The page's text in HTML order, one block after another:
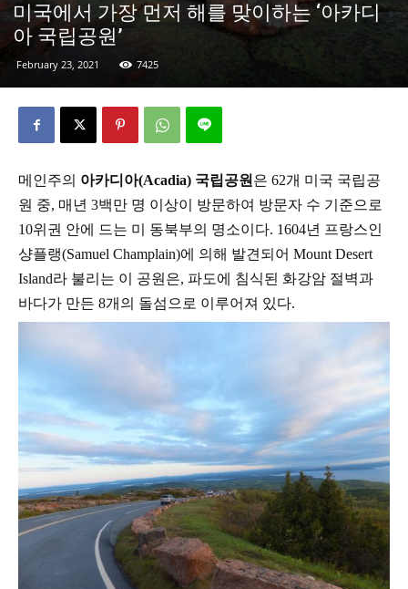
미국에서 가장 먼저 해를 맞이하는 ‘아카디
아 국립공원’
February 23, 2021 7425
메인주의 아카디아(Acadia) 국립공원 은 62개 미국 국립공
원 중, 매년 3백만 명 이상이 방문하여 방문자 수 기준으로
10위권 안에 드는 미 동북부의 명소이다. 1604년 프랑스인
샹플랭(Samuel Champlain)에 의해 발견되어 Mount Desert
Island라 불리는 이 공원은, 파도에 침식된 화강암 절벽과
바다가 만든 8개의 돌섬으로 이루어져 있다.